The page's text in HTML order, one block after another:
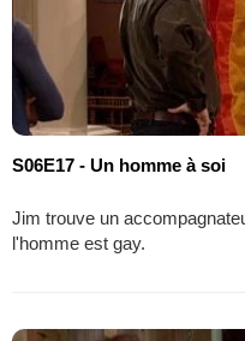
S06E17 - Un homme à soi
Jim trouve un
l'homme est gay.